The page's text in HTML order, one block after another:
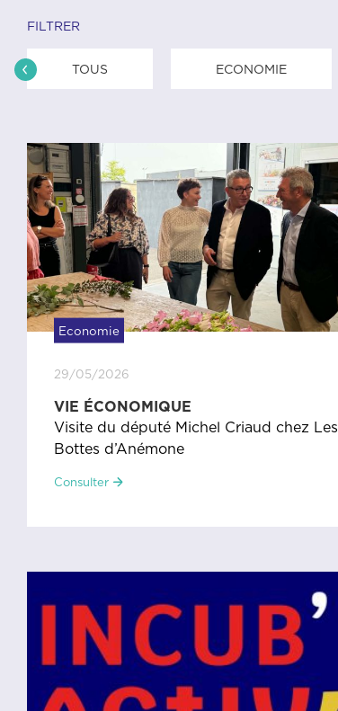
FILTRER
TOUS ECONOMIE
29/05/2026
Economie
VIE ÉCONOMIQUE
Visite du député Michel Criaud chez Les
Bottes d’Anémone
Consulter